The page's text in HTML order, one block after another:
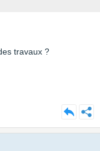
travaux ?